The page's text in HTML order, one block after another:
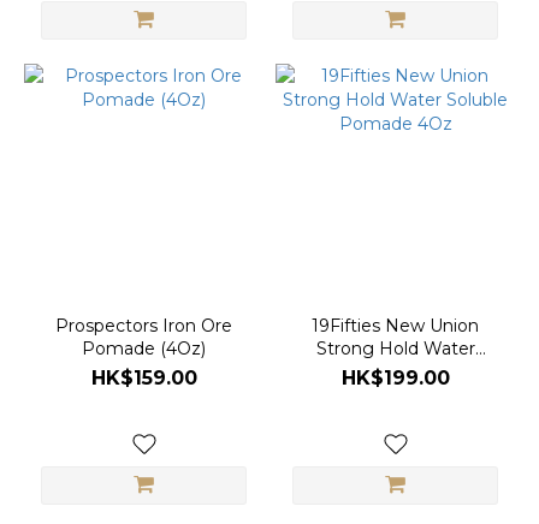
Prospectors Iron Ore
Pomade (4Oz)
HK$159.00
19Fifties New Union
Strong Hold Water
Soluble Pomade 4Oz
HK$199.00